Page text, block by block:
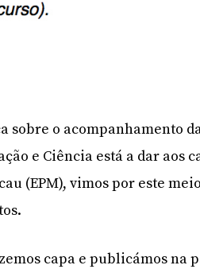
sobre o acompanhamento
e Ciência está a dar aos
(EPM), vimos por este
capa e publicámos na